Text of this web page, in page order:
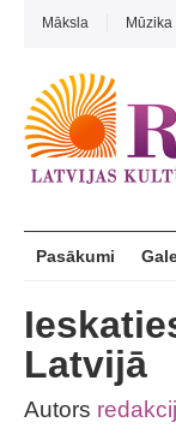
Māksla Mūzika
Pasākumi
Latvijā
Autors